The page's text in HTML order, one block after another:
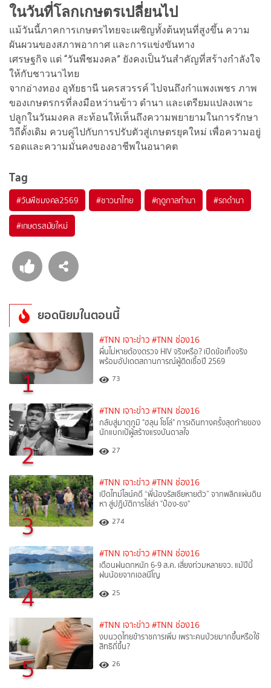
ในวันที่โลกเกษตรเปลี่ยนไป
แม้วันนี้ภาคการเกษตรไทยจะเผชิญทั้งต้นทุนที่สูงขึ้น ความ
ผันผวนของสภาพอากาศ และการแข่งขันทาง
เศรษฐกิจ แต่ “วันพืชมงคล” ยังคงเป็นวันสำคัญที่สร้างกำลังใจ
ให้กับชาวนาไทย
จากอ่างทอง อุทัยธานี นครสวรรค์ ไปจนถึงกำแพงเพชร ภาพ
ของเกษตรกรที่ลงมือหว่านข้าว ดำนา และเตรียมแปลงเพาะ
ปลูกในวันมงคล สะท้อนให้เห็นถึงความพยายามในการรักษา
วิถีดั้งเดิม ควบคู่ไปกับการปรับตัวสู่เกษตรยุคใหม่ เพื่อความอยู่
รอดและความมั่นคงของอาชีพในอนาคต
Tag
#วันพืชมงคล2569 #ชาวนาไทย #ฤดูกาลทำนา #รถดำนา
#เกษตรสมัยใหม่
ยอดนิยมในตอนนี้
1
#TNN เจาะข่าว #TNN ช่อง16
ผื่นไม่หายต้องตรวจ HIV จริงหรือ? เปิดข้อเท็จจริง
พร้อมอัปเดตสถานการณ์ผู้ติดเชื้อปี 2569
73
2
#TNN เจาะข่าว #TNN ช่อง16
กลับสู่มาตุภูมิ "ฮลุน โซโล่" การเดินทางครั้งสุดท้ายของ
นักแบกเป้ผู้สร้างแรงบันดาลใจ
27
3
#TNN เจาะข่าว #TNN ช่อง16
เปิดไทม์ไลน์คดี “พี่น้องรัสเซียหายตัว” จากพลิกแผ่นดิน
หา สู่ปฏิบัติการไล่ล่า "ป๋อง-ธง"
274
4
#TNN เจาะข่าว #TNN ช่อง16
เตือนฝนตกหนัก 6-9 ส.ค. เสี่ยงท่วมหลายจว. แม้ปีนี้
ฝนน้อยจากเอลนีโญ
25
5
#TNN เจาะข่าว #TNN ช่อง16
งบนวดไทยข้าราชการเพิ่ม เพราะคนป่วยมากขึ้นหรือใช้
สิทธิถี่ขึ้น?
26